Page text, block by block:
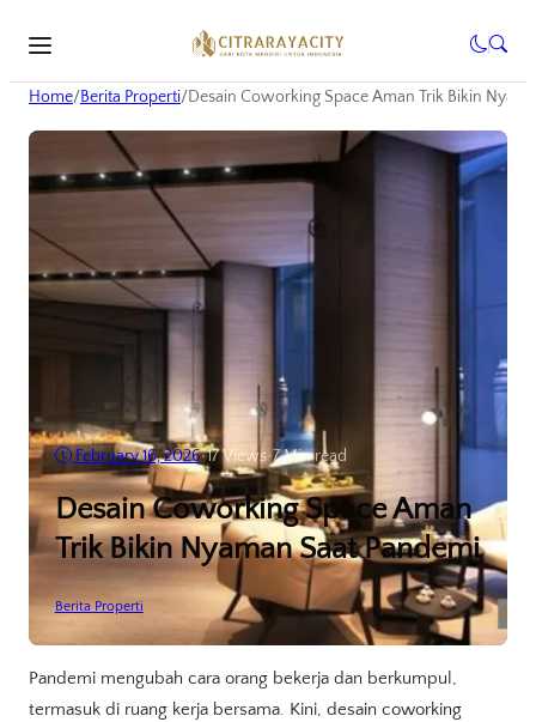
Home/Berita Properti/Desain Coworking Space Aman Trik Bikin
February 16, 2026•17Views•7 Min read
Desain Coworking Space Aman
Trik Bikin Nyaman Saat Pandemi
Berita Properti
Pandemi mengubah cara orang bekerja dan berkumpul,
termasuk di ruang kerja bersama. Kini, desain coworking